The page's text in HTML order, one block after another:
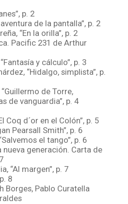
p. 2
de la pantalla”, p. 2
“En la orilla”, p. 2
Pacific 231 de Arthur
y cálculo”, p. 3
“Hidalgo, simplista”, p.
de Torre,
de vanguardia”, p. 4
Coq d´or en el Colón”, p. 5
Pearsall Smith”, p. 6
el tango”, p. 6
nueva generación. Carta de
“Al margen”, p. 7
8
Borges, Pablo Curatella